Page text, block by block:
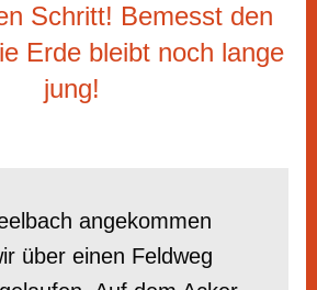
Schritt! Bemesst den
Erde bleibt noch lange
jung!
angekommen
über einen Feldweg